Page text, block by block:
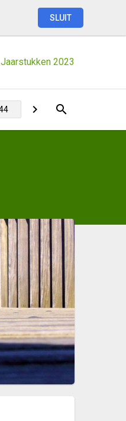
SLUIT
Jaarstukken 2023